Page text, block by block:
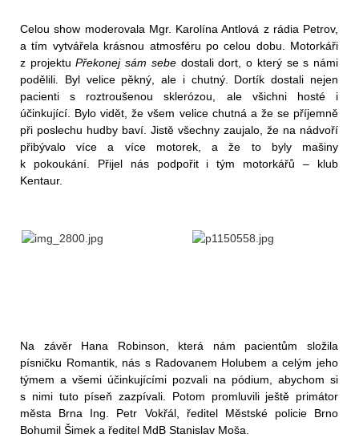
Celou show moderovala Mgr. Karolína Antlová z rádia Petrov,
a tím vytvářela krásnou atmosféru po celou dobu. Motorkáři
z projektuPřekonej sám sebedostali dort, o který se s námi
podělili. Byl velice pěkný, ale i chutný. Dortík dostali nejen
pacienti s roztroušenou sklerózou, ale všichni hosté i
účinkující. Bylo vidět, že všem velice chutná a že se příjemně
při poslechu hudby baví. Jistě všechny zaujalo, že na nádvoří
přibývalo více a více motorek, a že to byly mašiny
k pokoukání. Přijel nás podpořit i tým motorkářů – klub
Kentaur.
Na závěr Hana Robinson, která nám pacientům složila
písničku Romantik, nás s Radovanem Holubem a celým jeho
týmem a všemi účinkujícími pozvali na pódium, abychom si
s nimi tuto píseň zazpívali. Potom promluvili ještě primátor
města Brna Ing. Petr Vokřál, ředitel Městské policie Brno
Bohumil Šimek a ředitel MdB Stanislav Moša.